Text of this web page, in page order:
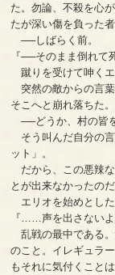
た。勿論、不殺を心
たが深い傷を負った
──しばらく前。
『──そのまま倒れて
蹴りを受けて呻くエ
突然の敵からの言
そこへと崩れ落ちた。
──どうか、村の皆
そう叫んだ自分の
ット」。
だから、この悪辣
とが出来なかったのだ
エリオを始めとした
『……声を出さないよ
乱戦の最中である
のこと。イレギュラ
もそれに気付くことは